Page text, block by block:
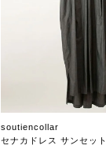
soutiencollar
セナカドレス サンセット